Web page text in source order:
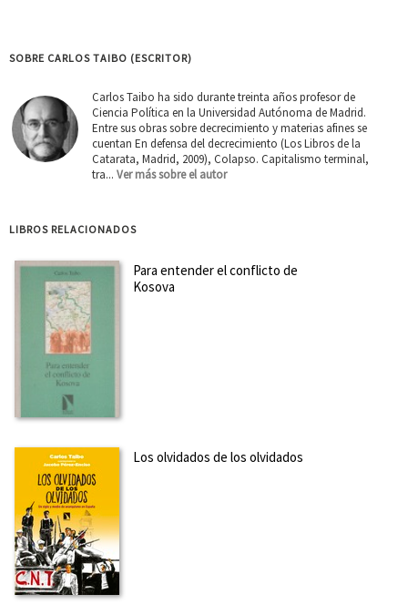
SOBRE CARLOS TAIBO (ESCRITOR)
Carlos Taibo ha sido durante treinta años profesor de
Ciencia Política en la Universidad Autónoma de Madrid.
Entre sus obras sobre decrecimiento y materias afines se
cuentan En defensa del decrecimiento (Los Libros de la
Catarata, Madrid, 2009), Colapso. Capitalismo terminal,
tra... Ver más sobre el autor
LIBROS RELACIONADOS
Para entender el conflicto de
Kosova
Los olvidados de los olvidados